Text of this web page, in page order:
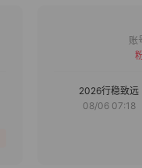
2026行稳致远
08/06 07:18